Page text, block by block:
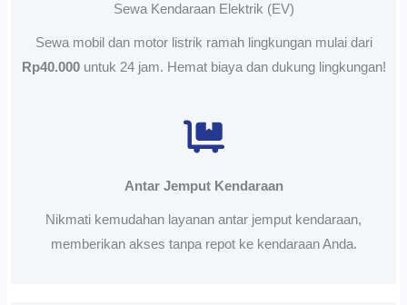
Sewa Kendaraan Elektrik (EV)
Sewa mobil dan motor listrik ramah lingkungan mulai dari
Rp40.000untuk 24 jam. Hemat biaya dan dukung lingkungan!
Antar Jemput Kendaraan
Nikmati kemudahan layanan antar jemput kendaraan,
memberikan akses tanpa repot ke kendaraan Anda.